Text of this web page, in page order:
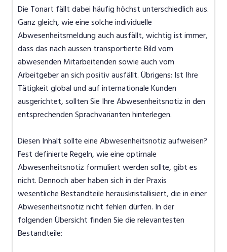
Die Tonart fällt dabei häufig höchst unterschiedlich aus.
Ganz gleich, wie eine solche individuelle
Abwesenheitsmeldung auch ausfällt, wichtig ist immer,
dass das nach aussen transportierte Bild vom
abwesenden Mitarbeitenden sowie auch vom
Arbeitgeber an sich positiv ausfällt. Übrigens: Ist Ihre
Tätigkeit global und auf internationale Kunden
ausgerichtet, sollten Sie Ihre Abwesenheitsnotiz in den
entsprechenden Sprachvarianten hinterlegen.
Diesen Inhalt sollte eine Abwesenheitsnotiz aufweisen?
Fest definierte Regeln, wie eine optimale
Abwesenheitsnotiz formuliert werden sollte, gibt es
nicht. Dennoch aber haben sich in der Praxis
wesentliche Bestandteile herauskristallisiert, die in einer
Abwesenheitsnotiz nicht fehlen dürfen. In der
folgenden Übersicht finden Sie die relevantesten
Bestandteile: